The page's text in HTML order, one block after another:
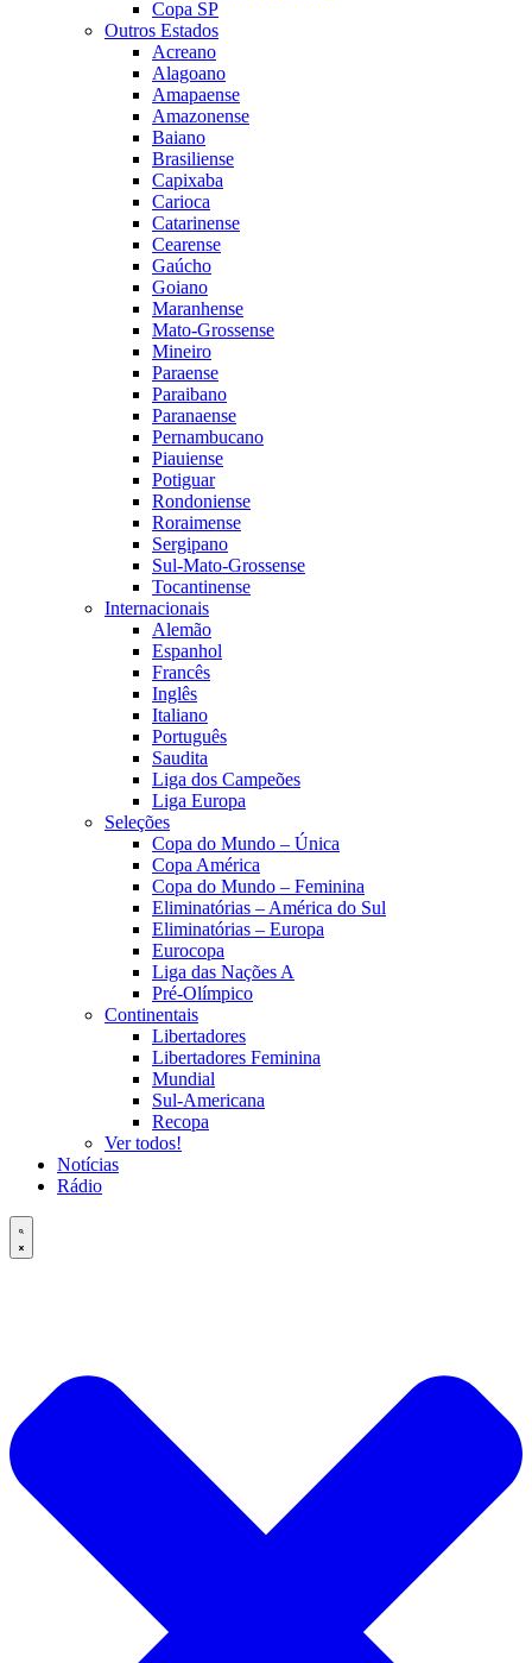
Copa SP
Outros Estados
Acreano
Alagoano
Amapaense
Amazonense
Baiano
Brasiliense
Capixaba
Carioca
Catarinense
Cearense
Gaúcho
Goiano
Maranhense
Mato-Grossense
Mineiro
Paraense
Paraibano
Paranaense
Pernambucano
Piauiense
Potiguar
Rondoniense
Roraimense
Sergipano
Sul-Mato-Grossense
Tocantinense
Internacionais
Alemão
Espanhol
Francês
Inglês
Italiano
Português
Saudita
Liga dos Campeões
Liga Europa
Seleções
Copa do Mundo – Única
Copa América
Copa do Mundo – Feminina
Eliminatórias – América do Sul
Eliminatórias – Europa
Eurocopa
Liga das Nações A
Pré-Olímpico
Continentais
Libertadores
Libertadores Feminina
Mundial
Sul-Americana
Recopa
Ver todos!
Notícias
Rádio